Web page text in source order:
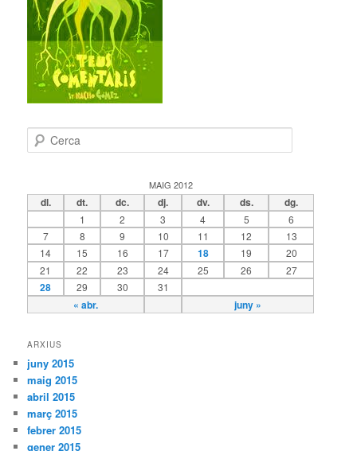
e
a
MAIG 2012
dl. dt. dc. dj. dv. ds. dg.
« abr. juny »
1 2 3 4 5
6
7
8 9 10 11 12
13
14
15 16 17 18 19
20
21
22 23 24 25 26 27
28 29 30 31
ARXIUS
juny 2015
maig 2015
abril 2015
març 2015
febrer 2015
gener 2015